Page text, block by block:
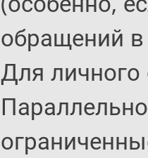
обращений
Для личного